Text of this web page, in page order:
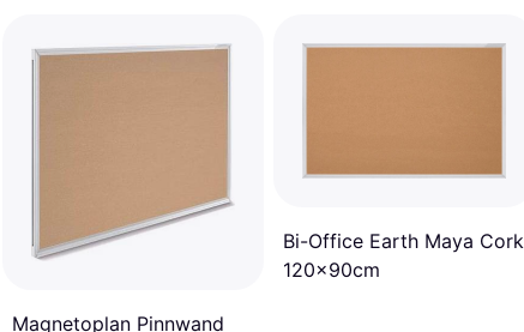
Magnetoplan Pinnwand
Bi-Office Earth Maya Cork
120x90cm